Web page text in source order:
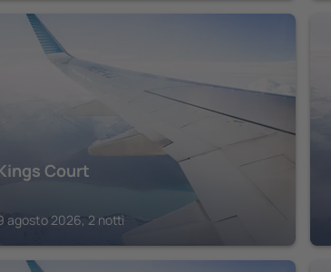
Court
agosto 2026, 2 notti